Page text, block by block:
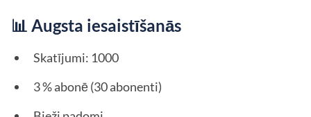
📊 Augsta iesaistīšanās
Skatījumi: 1000
3 % abonē (30 abonenti)